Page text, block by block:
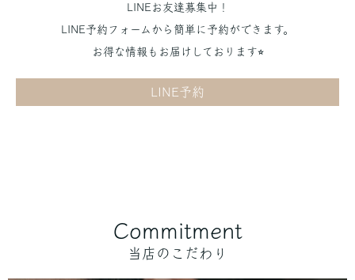
LINEお友達募集中！
LINE予約フォームから簡単に予約ができます。
お得な情報もお届けしております⭐︎
LINE予約
Commitment
当店のこだわり